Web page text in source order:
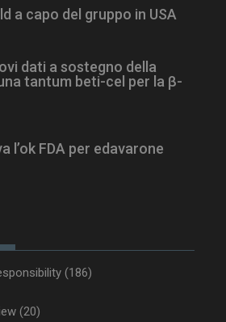
a capo del gruppo in USA
dati a sostegno della
tantum beti-cel per la β-
l’ok FDA per edavarone
(186)
(20)